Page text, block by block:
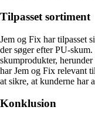
Tilpasset sortiment
Jem og Fix har tilpasset
der søger efter PU-
skumprodukter,
har Jem og Fix relevant
at sikre, at kunderne har
Konklusion